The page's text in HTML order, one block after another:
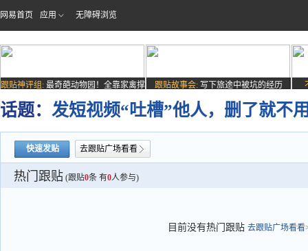
网易首页 应用 无障碍浏览
跟贴神评组: 最奇葩动物园！全靠家禽撑
场子
跟贴故事会: 写下旅途中被坑的经历
话题： 发短视频“吐槽”他人，删了就不
快速发贴 去跟贴广场看看
热门跟贴 (跟贴0条 有0人参与)
目前没有热门跟贴 去跟贴广场看看